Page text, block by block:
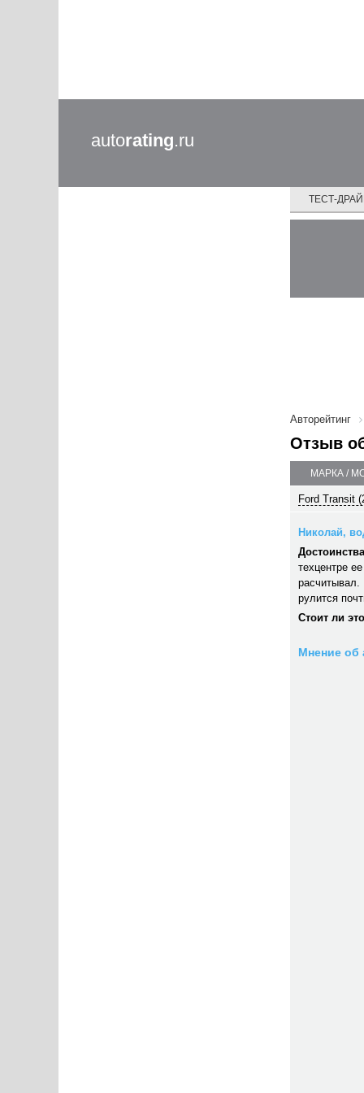
autorating.ru
ТЕСТ-
Авторейтинг
Отзыв
МАРКА /
Ford Transit
Николай,
техцентре
расчитывал.
рулится
Стоит ли
Мнение об